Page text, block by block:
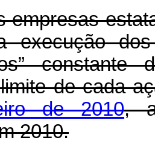
execução
de cada
de 2010,
2010.